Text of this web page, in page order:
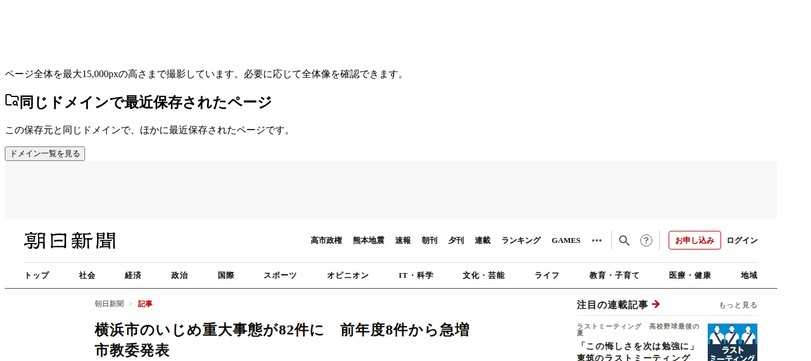
ページ全体を最大15,000pxの高さまで撮影しています。必要に応じて全体像を確認できます。
同じドメインで最近保存されたページ
この保存元と同じドメインで、ほかに最近保存されたページです。
ドメイン一覧を見る